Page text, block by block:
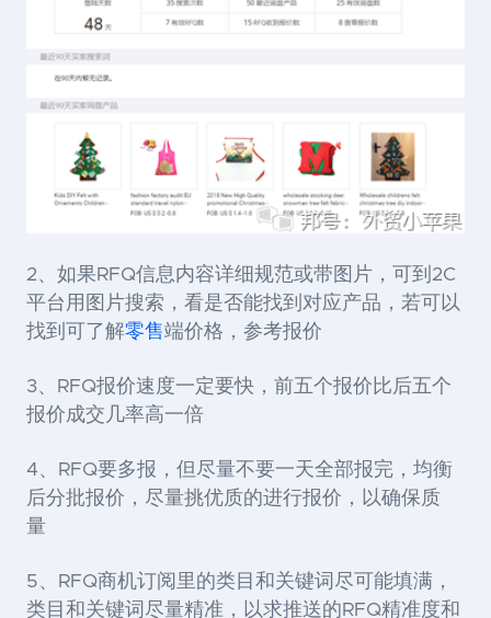
2、如果RFQ信息内容详细规范或带图片，可到2C
平台用图片搜索，看是否能找到对应产品，若可以
找到可了解零售端价格，参考报价
3、RFQ报价速度一定要快，前五个报价比后五个
报价成交几率高一倍
4、RFQ要多报，但尽量不要一天全部报完，均衡
后分批报价，尽量挑优质的进行报价，以确保质
量
5、RFQ商机订阅里的类目和关键词尽可能填满，
类目和关键词尽量精准，以求推送的RFQ精准度和